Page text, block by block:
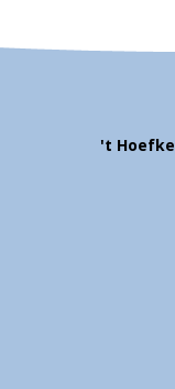
't Hoefke